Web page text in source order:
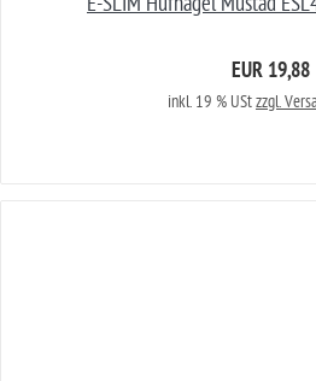
EUR 19,88
inkl. 19 % UStzzgl.